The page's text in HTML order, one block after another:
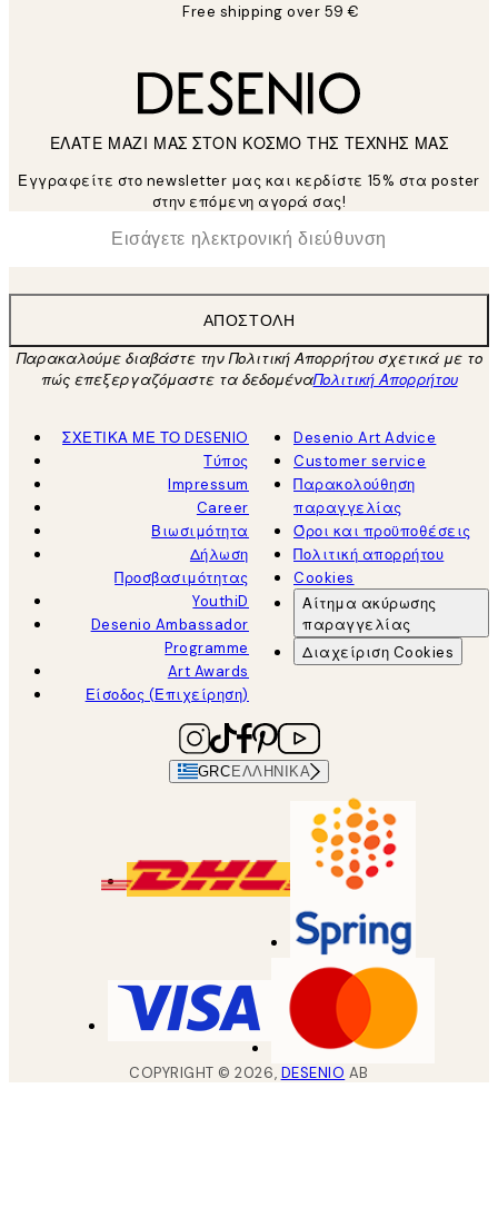
Free shipping over 59 €
ΕΛΑΤΕ ΜΑΖΙ ΜΑΣ ΣΤΟΝ ΚΟΣΜΟ ΤΗΣ ΤΕΧΝΗΣ ΜΑΣ
Εγγραφείτε στο newsletter μας και κερδίστε 15% στα poster
στην επόμενη αγορά σας!
Ηλεκτρονική Διεύθυνση
ΑΠΟΣΤΟΛΉ
Παρακαλούμε διαβάστε την Πολιτική Απορρήτου σχετικά με το
πώς επεξεργαζόμαστε τα δεδομέναΠολιτική Απορρήτου
ΣΧΕΤΙΚΑ ΜΕ ΤΟ DESENIO
Τύπος
Impressum
Career
Βιωσιμότητα
Δήλωση
Προσβασιμότητας
YouthiD
Desenio Ambassador
Programme
Art Awards
Είσοδος (Επιχείρηση)
Desenio Art Advice
Customer service
Παρακολούθηση
παραγγελίας
Όροι και προϋποθέσεις
Πολιτική απορρήτου
Cookies
Αίτημα ακύρωσης
παραγγελίας
Διαχείριση Cookies
GRC ΕΛΛΗΝΙΚΆ
COPYRIGHT ©2026, DESENIO AB